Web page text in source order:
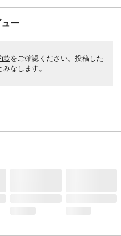
ー
款をご確認ください。投稿した
なします。